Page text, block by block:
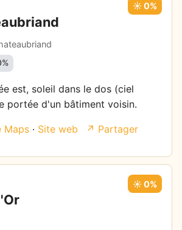
☀️ 0%
est, soleil dans le dos (ciel
portée d'un bâtiment voisin.
Maps · Site web ↗ Partager
☀️ 0%